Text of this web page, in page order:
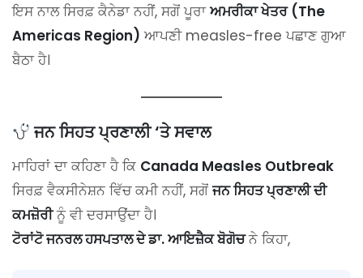
ਇਸ ਨਾਲ ਸਿਰਫ਼ ਕੈਨੇਡਾ ਨਹੀਂ, ਸਗੋਂ ਪੂਰਾਅਮਰੀਕਾ ਖੇਤਰ (The
Americas Region) ਆਪਣੀ measles-free ਪਛਾਣ ਗੁਆ
ਬੈਠਾ ਹੈ।
ਜਨ ਸਿਹਤ ਪ੍ਰਣਾਲੀ ‘ਤੇ ਸਵਾਲ
ਮਾਹਿਰਾਂ ਦਾ ਕਹਿਣਾ ਹੈ ਕਿ Canada Measles Outbreak
ਸਿਰਫ਼ ਵੈਕਸੀਨੇਸ਼ਨ ਵਿੱਚ ਕਮੀ ਨਹੀਂ, ਸਗੋਂਜਨ ਸਿਹਤ ਪ੍ਰਣਾਲੀ ਦੀ
ਕਮਜ਼ੋਰੀਨੂੰ ਵੀ ਦਰਸਾਉਂਦਾ ਹੈ।
ਟੋਰਾਂਟੋ ਜਨਰਲ ਹਸਪਤਾਲ ਦੇ ਡਾ. ਆਇਜ਼ੈਕ ਬੋਗੋਚਨੇ ਕਿਹਾ,